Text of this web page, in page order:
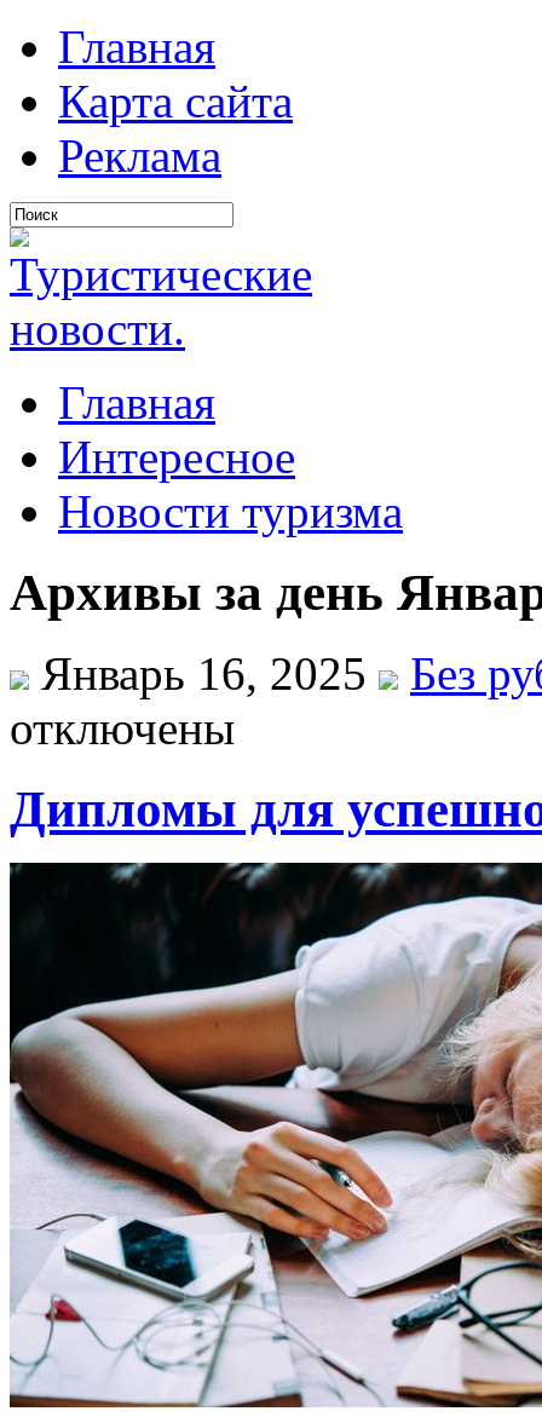
Главная
Карта сайта
Реклама
Главная
Интересное
Новости туризма
Архивы за день
Январь 16, 2025
Без
отключены
Дипломы для